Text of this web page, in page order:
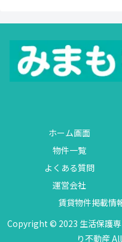
ホーム画面
物件一覧
よくある質問
運営会社
賃貸物件掲載情
Copyright © 2023 生活保護専
り不動産